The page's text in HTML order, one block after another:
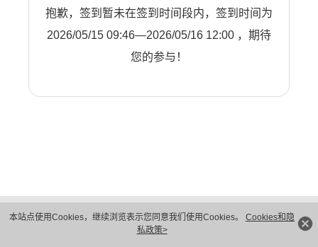
本站点使用Cookies，继续浏览表示您同意我们使用Cookies。 Cookies和隐
私政策>
抱歉，签到暂未在签到时间段内，签到时间为
2026/05/15 09:46—2026/05/16 12:00 ，期待
您的参与！
隐私保护
法律声明